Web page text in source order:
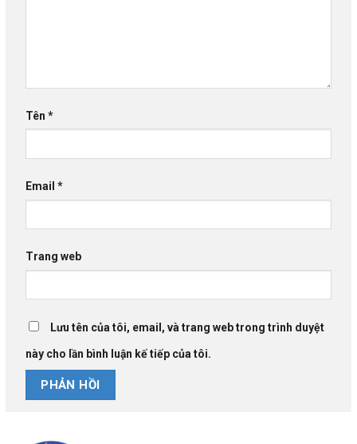
Tên *
Email *
Trang web
Lưu tên của tôi, email, và trang web trong trình duyệt
này cho lần bình luận kế tiếp của tôi.